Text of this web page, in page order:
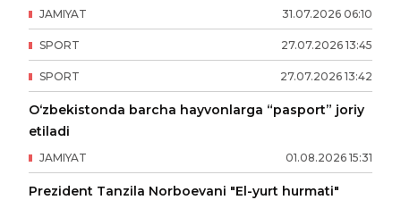
31.07.2026 06:10
JAMIYAT
27.07.2026 13:45
SPORT
27.07.2026 13:42
SPORT
O‘zbekistonda barcha hayvonlarga “pasport” joriy
etiladi
01.08.2026 15:31
JAMIYAT
Prezident Tanzila Norboevani "El-yurt hurmati"